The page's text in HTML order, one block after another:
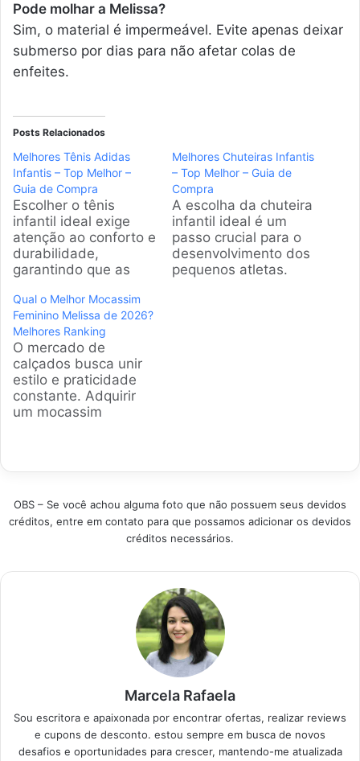
Pode molhar a Melissa?
Sim, o material é impermeável. Evite apenas deixar
submerso por dias para não afetar colas de
enfeites.
Posts Relacionados
Melhores Tênis Adidas
Infantis – Top Melhor –
Guia de Compra
Escolher o tênis
infantil ideal exige
atenção ao conforto e
durabilidade,
garantindo que as
brincar com
segurança. Este guia
apresenta uma
análise detalhada
dos principais
modelos da Adidas,
ajudando pais a
tomarem a decisão
para…
Melhores Chuteiras Infantis
– Top Melhor – Guia de
Compra
A escolha da chuteira
infantil ideal é um
passo crucial para o
desenvolvimento dos
pequenos atletas.
Qual o Melhor Mocassim
Feminino Melissa de 2026?
Melhores Ranking
O mercado de
calçados busca unir
estilo e praticidade
constante. Adquirir
um mocassim
durabilidade plástica.
modelos líderes de
vendas e queridinhos
das consumidoras
sua decisão de
OBS – Se você achou alguma foto que não possuem seus devidos
créditos, entre em contato para que possamos adicionar os devidos
créditos necessários.
Marcela Rafaela
Sou escritora e apaixonada por encontrar ofertas, realizar reviews
e cupons de desconto. estou sempre em busca de novos
desafios e oportunidades para crescer, mantendo-me atualizada